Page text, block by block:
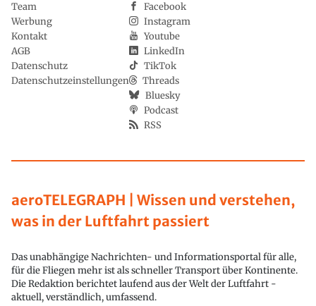
aeroTELEGRAPH | Wissen und verstehen,
was in der Luftfahrt passiert
Das unabhängige Nachrichten- und Informationsportal für alle,
für die Fliegen mehr ist als schneller Transport über Kontinente.
Die Redaktion berichtet laufend aus der Welt der Luftfahrt -
aktuell, verständlich, umfassend.
Team
Werbung
Kontakt
AGB
Datenschutz
Datenschutzeinstellungen
Facebook
Instagram
Youtube
LinkedIn
TikTok
Threads
Bluesky
Podcast
RSS